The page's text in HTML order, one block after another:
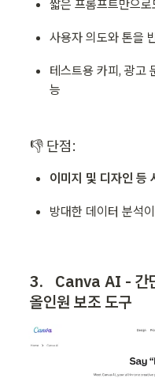
짧은 프롬프트만으로
사용자 의도와 톤을
테스트용 카피, 광고
능
👎 단점:
이미지 및 디자인 등
방대한 데이터 분석
3.   Canva AI - 간
올인원 보조 도구